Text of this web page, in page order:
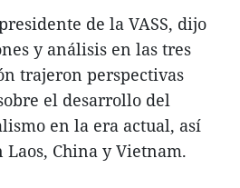
de la VASS, dijo
y análisis en las tres
trajeron perspectivas
el desarrollo del
en la era actual, así
China y Vietnam.